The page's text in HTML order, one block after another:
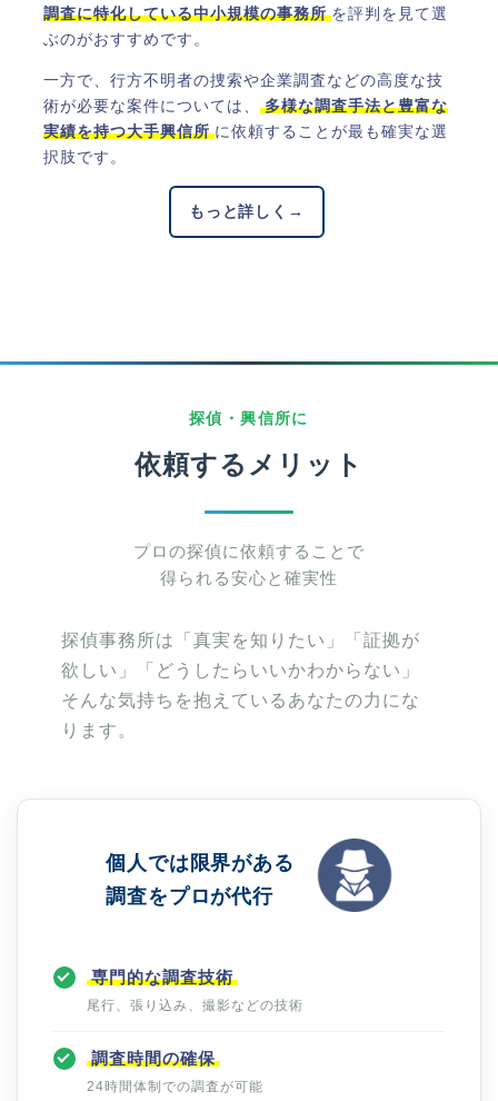
調査に特化している中小規模の事務所 を評判を見て選
ぶのがおすすめです。
一方で、行方不明者の捜索や企業調査などの高度な技
術が必要な案件については、
多様な調査手法と豊富な
実績を持つ大手興信所 に依頼することが最も確実な選
択肢です。
もっと詳しく →
探偵・興信所に
依頼するメリット
プロの探偵に依頼することで
得られる安心と確実性
探偵事務所は「真実を知りたい」「証拠が
欲しい」「どうしたらいいかわからない」
そんな気持ちを抱えているあなたの力にな
ります。
個人では限界がある
調査をプロが代行
専門的な調査技術
尾行、張り込み、撮影などの技術
調査時間の確保
24時間体制での調査が可能